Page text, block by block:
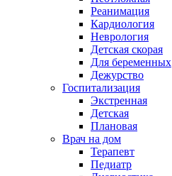
Реанимация
Кардиология
Неврология
Детская скорая
Для беременных
Дежурство
Госпитализация
Экстренная
Детская
Плановая
Врач на дом
Терапевт
Педиатр